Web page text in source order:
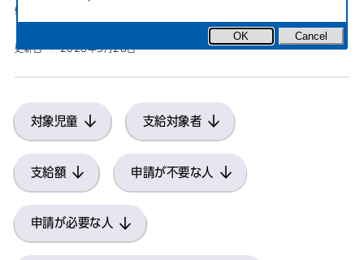
物価高対応子育て応援手当に関する案内ページです。
更新日 2026年5月28日
対象児童 支給対象者
支給額 申請が不要な人
申請が必要な人
OK Cancel